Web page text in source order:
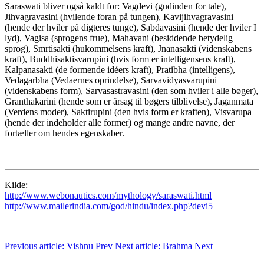
Saraswati bliver også kaldt for: Vagdevi (gudinden for tale),
Jihvagravasini (hvilende foran på tungen), Kavijihvagravasini
(hende der hviler på digteres tunge), Sabdavasini (hende der hviler I
lyd), Vagisa (sprogens frue), Mahavani (besiddende betydelig
sprog), Smrtisakti (hukommelsens kraft), Jnanasakti (videnskabens
kraft), Buddhisaktisvarupini (hvis form er intelligensens kraft),
Kalpanasakti (de formende idéers kraft), Pratibha (intelligens),
Vedagarbha (Vedaernes oprindelse), Sarvavidyasvarupini
(videnskabens form), Sarvasastravasini (den som hviler i alle bøger),
Granthakarini (hende som er årsag til bøgers tilblivelse), Jaganmata
(Verdens moder), Saktirupini (den hvis form er kraften), Visvarupa
(hende der indeholder alle former) og mange andre navne, der
fortæller om hendes egenskaber.
Kilde:
http://www.webonautics.com/mythology/saraswati.html
http://www.mailerindia.com/god/hindu/index.php?devi5
Previous article: Vishnu Prev Next article: Brahma Next